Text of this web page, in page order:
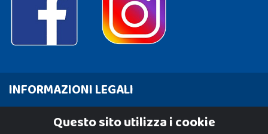
INFORMAZIONI LEGALI
Cookie PolicyQuesto sito utilizza i cookie